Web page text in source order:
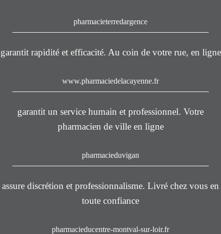
pharmacieterredargence
garantit rapidité et efficacité. Au coin de votre rue, en ligne
www.pharmaciedelacayenne.fr
garantit un service humain et professionnel. Votre
pharmacien de ville en ligne
pharmacieduvigan
assure discrétion et professionnalisme. Livré chez vous en
toute confiance
pharmacieducentre-montval-sur-loir.fr